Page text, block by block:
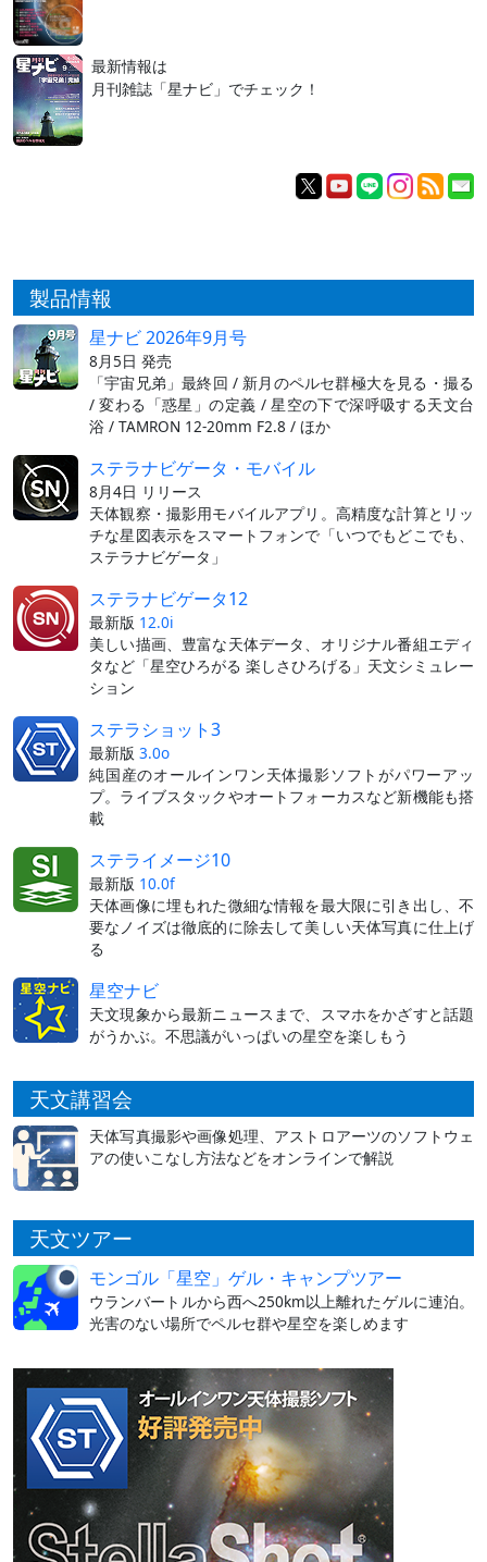
最新情報は
月刊雑誌「星ナビ」でチェック！
製品情報
星ナビ 2026年9月号
8月5日 発売
「宇宙兄弟」最終回 / 新月のペルセ群極大を見る・撮る
/ 変わる「惑星」の定義 / 星空の下で深呼吸する天文台
浴 / TAMRON 12-20mm F2.8 / ほか
ステラナビゲータ・モバイル
8月4日 リリース
天体観察・撮影用モバイルアプリ。高精度な計算とリッ
チな星図表示をスマートフォンで「いつでもどこでも、
ステラナビゲータ」
ステラナビゲータ12
最新版 12.0i
美しい描画、豊富な天体データ、オリジナル番組エディ
タなど「星空ひろがる 楽しさひろげる」天文シミュレー
ション
ステラショット3
最新版 3.0o
純国産のオールインワン天体撮影ソフトがパワーアッ
プ。ライブスタックやオートフォーカスなど新機能も搭
載
ステライメージ10
最新版 10.0f
天体画像に埋もれた微細な情報を最大限に引き出し、不
要なノイズは徹底的に除去して美しい天体写真に仕上げ
る
星空ナビ
天文現象から最新ニュースまで、スマホをかざすと話題
がうかぶ。不思議がいっぱいの星空を楽しもう
天文講習会
天体写真撮影や画像処理、アストロアーツのソフトウェ
アの使いこなし方法などをオンラインで解説
天文ツアー
モンゴル「星空」ゲル・キャンプツアー
ウランバートルから西へ250km以上離れたゲルに連泊。
光害のない場所でペルセ群や星空を楽しめます